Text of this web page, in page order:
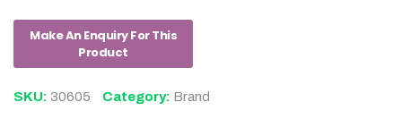
SKU: 30605 Category: Brand